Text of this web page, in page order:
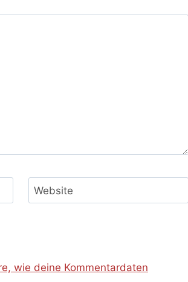
Website
wie deine Kommentardaten